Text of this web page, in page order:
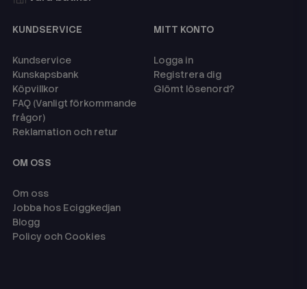
KUNDSERVICE
Kundservice
Kunskapsbank
Köpvillkor
FAQ (Vanligt förkommande
frågor)
Reklamation och retur
MITT KONTO
Logga in
Registrera dig
Glömt lösenord?
OM OSS
Om oss
Jobba hos Eciggkedjan
Blogg
Policy och Cookies